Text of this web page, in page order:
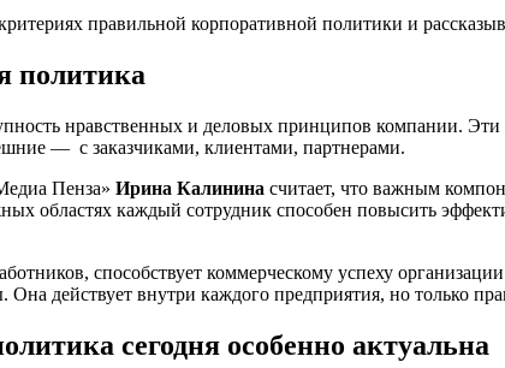
правильной корпоративной политики и
политика
нравственных и деловых принципов компании.
— с заказчиками, клиентами, партнерами.
Пенза» Ирина Калинина считает, что важным
областях каждый сотрудник способен повысить
способствует коммерческому успеху
действует внутри каждого предприятия, но только
сегодня особенно актуальна